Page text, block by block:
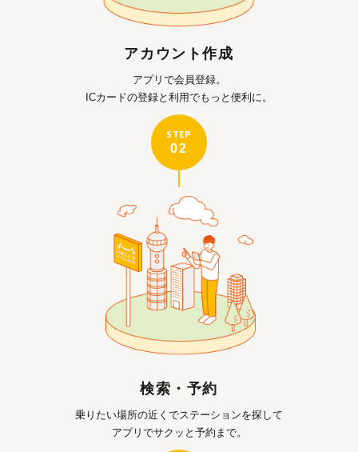
アカウント作成
アプリで会員登録。
ICカードの登録と利用でもっと便利に。
STEP
02
検索・予約
乗りたい場所の近くでステーションを探して
アプリでサクッと予約まで。